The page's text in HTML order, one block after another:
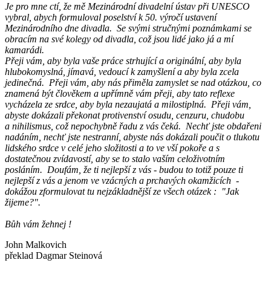
Je pro mne ctí, že mě Mezinárodní divadelní ústav při UNESCO
vybral, abych formuloval poselství k 50. výročí ustavení
Mezinárodního dne divadla. Se svými stručnými poznámkami se
obracím na své kolegy od divadla, což jsou lidé jako já a mí
kamarádi.
Přeji vám, aby byla vaše práce strhující a originální, aby byla
hlubokomyslná, jímavá, vedoucí k zamyšlení a aby byla zcela
jedinečná. Přeji vám, aby nás přiměla zamyslet se nad otázkou, co
znamená být člověkem a upřímně vám přeji, aby tato reflexe
vycházela ze srdce, aby byla nezaujatá a milostiplná. Přeji vám,
abyste dokázali překonat protivenství osudu, cenzuru, chudobu
a nihilismus, což nepochybně řadu z vás čeká. Nechť jste obdařeni
nadáním, nechť jste nestranní, abyste nás dokázali poučit o tlukotu
lidského srdce v celé jeho složitosti a to ve vší pokoře a s
dostatečnou zvídavostí, aby se to stalo vaším celoživotním
posláním. Doufám, že ti nejlepší z vás - budou to totiž pouze ti
nejlepší z vás a jenom ve vzácných a prchavých okamžicích -
dokážou zformulovat tu nejzákladnější ze všech otázek : "Jak
žijeme?".
Bůh vám žehnej !
John Malkovich
překlad Dagmar Steinová